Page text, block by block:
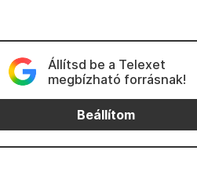
Állítsd be a Telexet
megbízható forrásnak!
Beállítom